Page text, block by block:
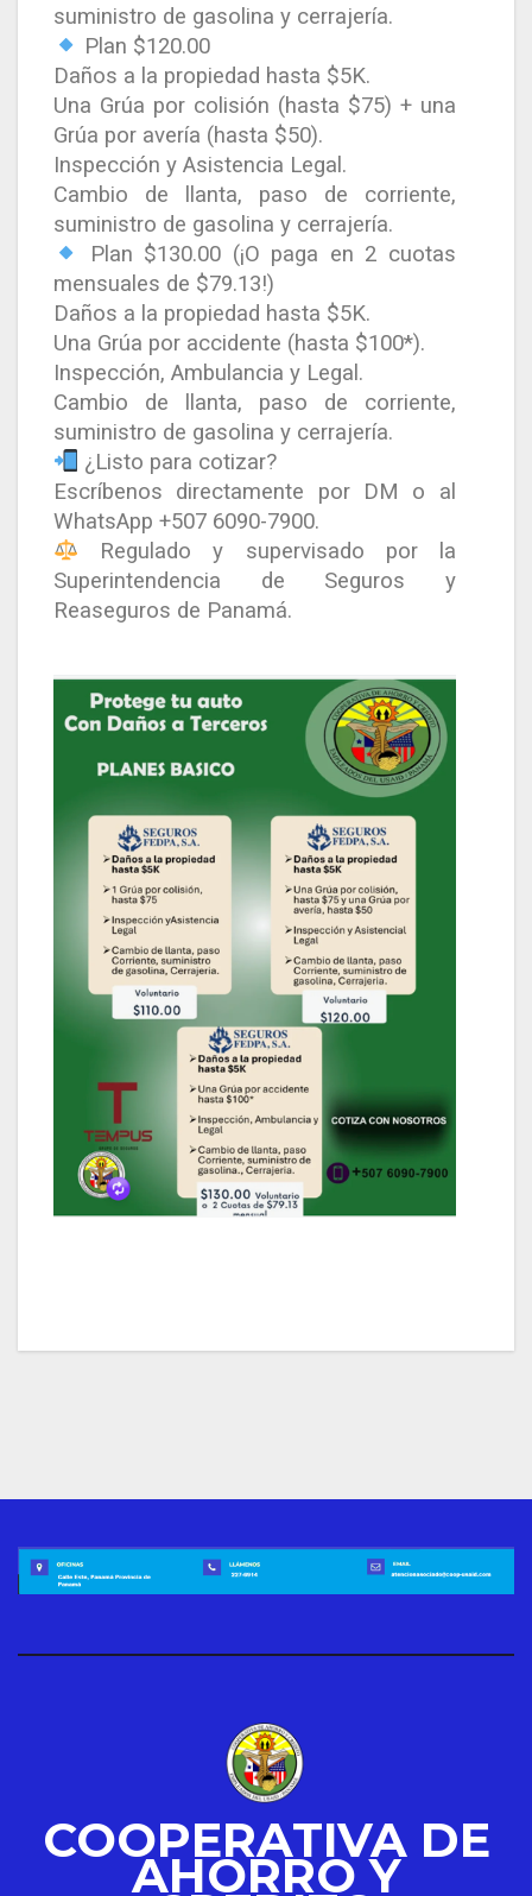
suministro de gasolina y cerrajería.
Plan $120.00
Daños a la propiedad hasta $5K.
Una Grúa por colisión (hasta $75) + una
Grúa por avería (hasta $50).
Inspección y Asistencia Legal.
Cambio de llanta, paso de corriente,
suministro de gasolina y cerrajería.
Plan $130.00 (¡O paga en 2 cuotas
mensuales de $79.13!)
Daños a la propiedad hasta $5K.
Una Grúa por accidente (hasta $100*).
Inspección, Ambulancia y Legal.
Cambio de llanta, paso de corriente,
suministro de gasolina y cerrajería.
¿Listo para cotizar?
Escríbenos directamente por DM o al
WhatsApp +507 6090-7900.
Regulado y supervisado por la
Superintendencia de Seguros y
Reaseguros de Panamá.
COOPERATIVA DE
AHORRO Y